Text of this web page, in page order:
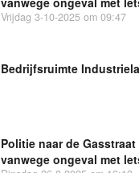
Vrijdag 3-10-2025 om 09:47
Bedrijfsruimte
Politie naar de
vanwege ongeval met